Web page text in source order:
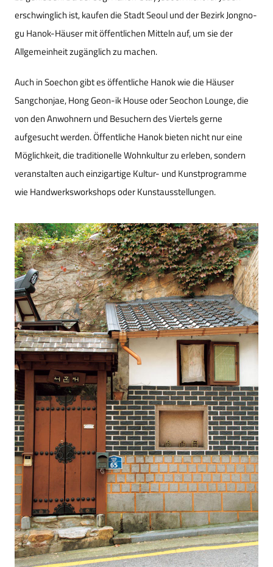
erschwinglich ist, kaufen die Stadt Seoul und der Bezirk Jongno-
gu Hanok-Häuser mit öffentlichen Mitteln auf, um sie der
Allgemeinheit zugänglich zu machen.
Auch in Soechon gibt es öffentliche Hanok wie die Häuser
Sangchonjae, Hong Geon-ik House oder Seochon Lounge, die
von den Anwohnern und Besuchern des Viertels gerne
aufgesucht werden. Öffentliche Hanok bieten nicht nur eine
Möglichkeit, die traditionelle Wohnkultur zu erleben, sondern
veranstalten auch einzigartige Kultur- und Kunstprogramme
wie Handwerksworkshops oder Kunstausstellungen.